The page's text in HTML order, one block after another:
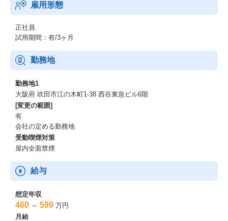
雇用形態
正社員
試用期間：有/3ヶ月
勤務地
勤務地1
大阪府 吹田市江の木町1-38 西谷東急ビル6階
[変更の範囲]
有
会社の定める勤務地
受動喫煙対策
屋内全面禁煙
給与
想定年収
460 ～ 599 万円
月給